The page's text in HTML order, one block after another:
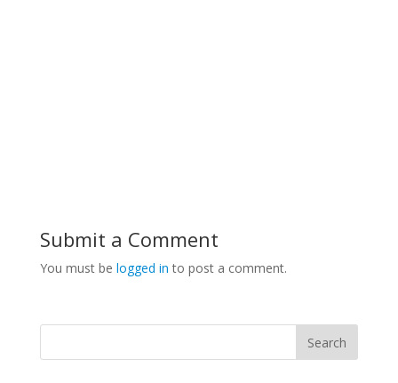
Submit a Comment
You must be logged in to post a comment.